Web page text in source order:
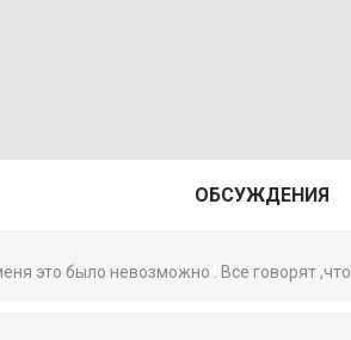
ОБСУЖДЕНИЯ
это было невозможно . Все говорят ,что